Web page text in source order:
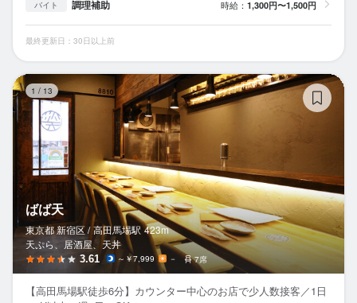
バイト 調理補助 時給： 1,300円〜1,500円
最終更新日：30日以上前
1 / 13
ばば天
東京都 新宿区 / 高田馬場駅 423m
天ぷら、居酒屋、天丼
3.61 ～￥7,999 － 7席
【高田馬場駅徒歩6分】カウンター中心のお店で少人数接客／1日